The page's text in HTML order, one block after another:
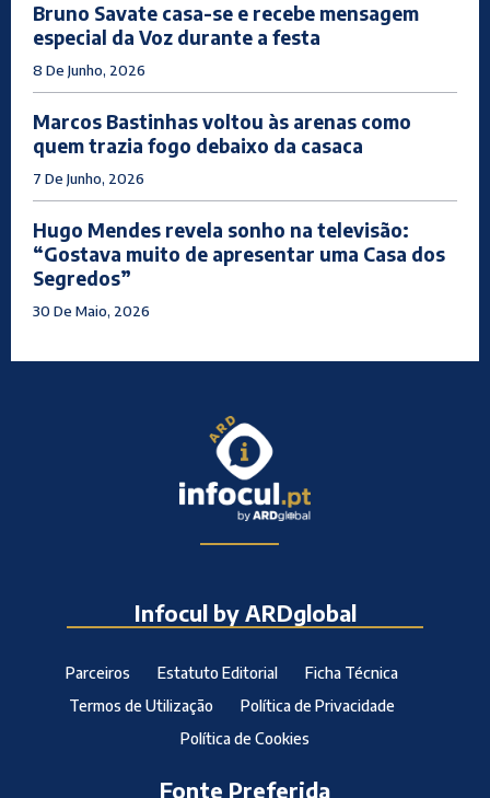
Bruno Savate casa-se e recebe mensagem
especial da Voz durante a festa
8 De Junho, 2026
Marcos Bastinhas voltou às arenas como
quem trazia fogo debaixo da casaca
7 De Junho, 2026
Hugo Mendes revela sonho na televisão:
“Gostava muito de apresentar uma Casa dos
Segredos”
30 De Maio, 2026
Infocul by ARDglobal
Parceiros Estatuto Editorial
Ficha Técnica
Termos de Utilização
Política de Privacidade
Política de Cookies
Fonte Preferida